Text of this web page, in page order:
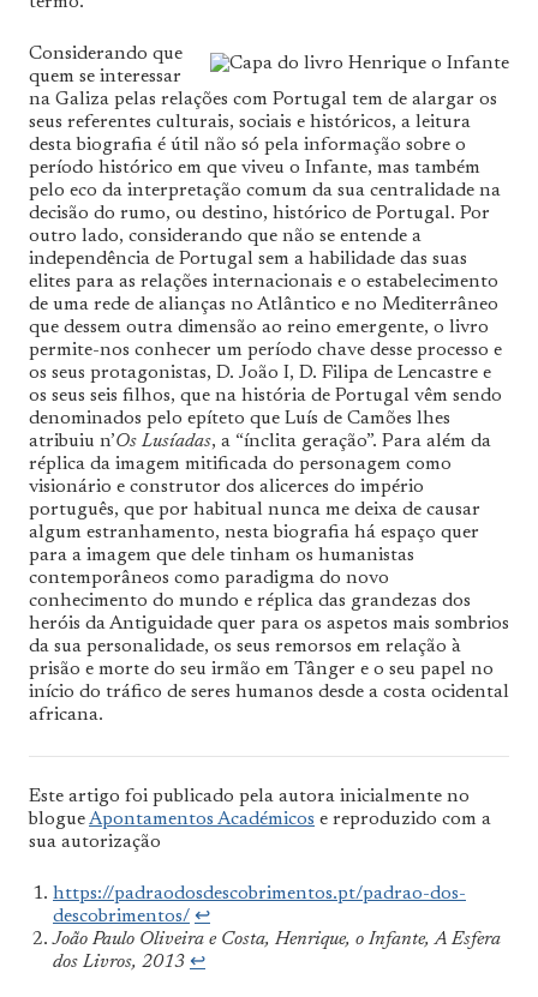
Considerando que
quem se interessar
na Galiza pelas relações com Portugal tem de alargar os
seus referentes culturais, sociais e históricos, a leitura
desta biografia é útil não só pela informação sobre o
período histórico em que viveu o Infante, mas também
pelo eco da interpretação comum da sua centralidade na
decisão do rumo, ou destino, histórico de Portugal. Por
outro lado, considerando que não se entende a
independência de Portugal sem a habilidade das suas
elites para as relações internacionais e o estabelecimento
de uma rede de alianças no Atlântico e no Mediterrâneo
que dessem outra dimensão ao reino emergente, o livro
permite-nos conhecer um período chave desse processo e
os seus protagonistas, D. João I, D. Filipa de Lencastre e
os seus seis filhos, que na história de Portugal vêm sendo
denominados pelo epíteto que Luís de Camões lhes
atribuiu n’Os Lusíadas, a “ínclita geração”. Para além da
réplica da imagem mitificada do personagem como
visionário e construtor dos alicerces do império
português, que por habitual nunca me deixa de causar
algum estranhamento, nesta biografia há espaço quer
para a imagem que dele tinham os humanistas
contemporâneos como paradigma do novo
conhecimento do mundo e réplica das grandezas dos
heróis da Antiguidade quer para os aspetos mais sombrios
da sua personalidade, os seus remorsos em relação à
prisão e morte do seu irmão em Tânger e o seu papel no
início do tráfico de seres humanos desde a costa ocidental
africana.
Este artigo foi publicado pela autora inicialmente no
blogueApontamentos Académicos e reproduzido com a
sua autorização
https://padraodosdescobrimentos.pt/padrao-dos-
descobrimentos/ ↩︎
João Paulo Oliveira e Costa, Henrique, o Infante, A Esfera
dos Livros, 2013 ↩︎